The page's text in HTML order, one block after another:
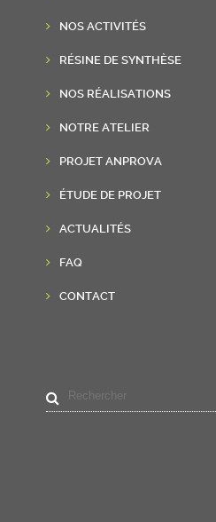
NOS ACTIVITÉS
RÉSINE DE SYNTHÈSE
NOS RÉALISATIONS
NOTRE ATELIER
PROJET ANPROVA
ÉTUDE DE PROJET
ACTUALITÉS
FAQ
CONTACT